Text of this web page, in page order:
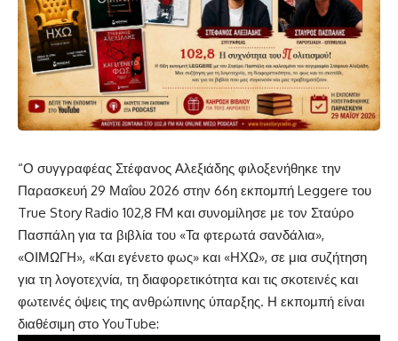
“Ο συγγραφέας Στέφανος Αλεξιάδης φιλοξενήθηκε την
Παρασκευή 29 Μαΐου 2026 στην 66η εκπομπή Leggere του
True Story Radio 102,8 FM και συνομίλησε με τον Σταύρο
Πασπάλη για τα βιβλία του «Τα φτερωτά σανδάλια»,
«ΟΙΜΩΓΗ», «Και εγένετο φως» και «ΗΧΩ», σε μια συζήτηση
για τη λογοτεχνία, τη διαφορετικότητα και τις σκοτεινές και
φωτεινές όψεις της ανθρώπινης ύπαρξης. Η εκπομπή είναι
διαθέσιμη στο YouTube: